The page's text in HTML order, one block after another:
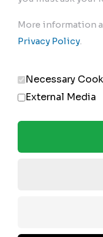
More information
Privacy Policy.
Necessary
External Media